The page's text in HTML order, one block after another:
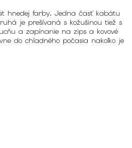
hnedej farby. Jedna časť kabátu
je prešívaná s kožušinou tiež s
a zapínanie na zips a kovové
do chladného počasia nakoľko je